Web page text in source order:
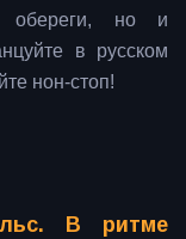
обереги, но и
в русском
нон-стоп!
В ритме